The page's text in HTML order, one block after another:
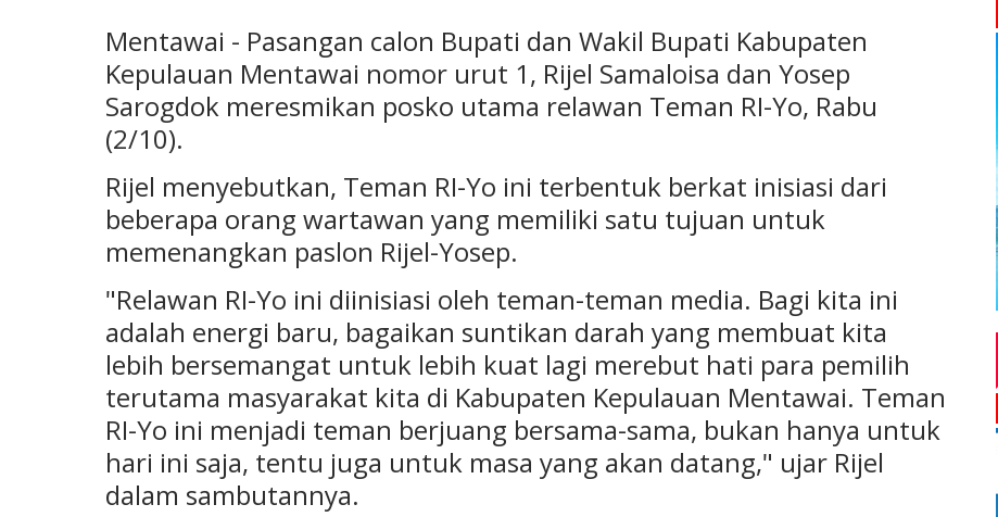
Mentawai - Pasangan calon Bupati dan Wakil Bupati Kabupaten
Kepulauan Mentawai nomor urut 1, Rijel Samaloisa dan Yosep
Sarogdok meresmikan posko utama relawan Teman RI-Yo, Rabu
(2/10).
Rijel menyebutkan, Teman RI-Yo ini terbentuk berkat inisiasi dari
beberapa orang wartawan yang memiliki satu tujuan untuk
memenangkan paslon Rijel-Yosep.
"Relawan RI-Yo ini diinisiasi oleh teman-teman media. Bagi kita ini
adalah energi baru, bagaikan suntikan darah yang membuat kita
lebih bersemangat untuk lebih kuat lagi merebut hati para pemilih
terutama masyarakat kita di Kabupaten Kepulauan Mentawai. Teman
RI-Yo ini menjadi teman berjuang bersama-sama, bukan hanya untuk
hari ini saja, tentu juga untuk masa yang akan datang," ujar Rijel
dalam sambutannya.